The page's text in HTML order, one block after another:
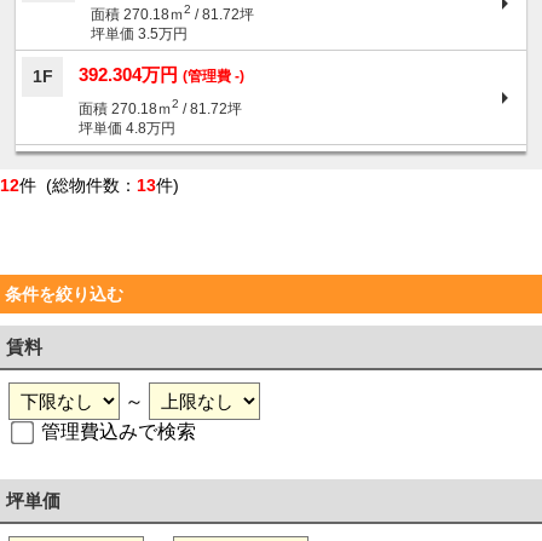
面積 270.18ｍ2 / 81.72坪
坪単価 3.5万円
1F 392.304万円 (管理費 -)
面積 270.18ｍ2 / 81.72坪
坪単価 4.8万円
12件 (総物件数： 13件)
条件を絞り込む
賃料
～
管理費込みで検索
坪単価